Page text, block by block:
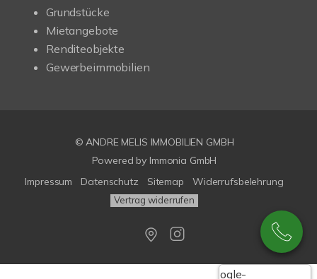
Grundstücke
Mietangebote
Renditeobjekte
Gewerbeimmobilien
© ANDRE MELIS IMMOBILIEN GMBH
Powered by Immonia GmbH
Impressum
Datenschutz Sitemap Widerrufsbelehrung
Vertrag widerrufen
Google-